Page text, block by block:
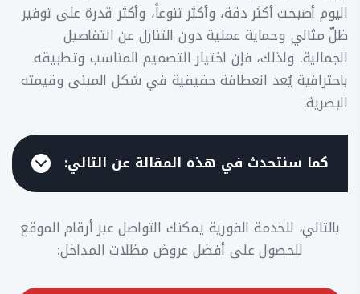
اليوم أصبحت أكثر دقة، وأكثر تنوعاً، وأكثر قدرة على توفير
ظلّ مثالي وحماية عملية دون التنازل عن التفاصيل
الجمالية. ولذلك، فإن اختيار التصميم المناسب وتطبيقه
باحترافية يُعد انعطافة حقيقية في شكل المبنى وقيمته
البصرية.
كما سنتحدث في هذه المقالة عن التالي:
بالتالي، للخدمة الفورية يمكنك التواصل عبر أرقام الموقع
للحصول على أفضل عروض مظلات المداخل: